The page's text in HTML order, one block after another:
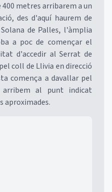
metres arribarem a un
des d'aquí haurem de
de Palles, l'àmplia
a poc de començar el
d'accedir al Serrat de
coll de Llivia en direcció
comença a davallar pel
arribem al punt indicat
aproximades.